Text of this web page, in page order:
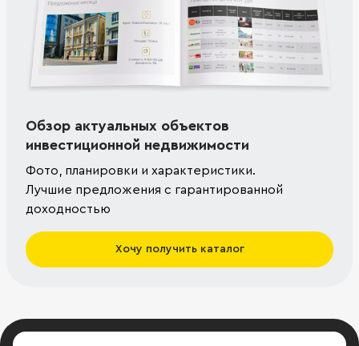
Обзор актуальных объектов
инвестиционной недвижимости
Фото, планировки и характеристики.
Лучшие предложения с гарантированной
доходностью
Хочу получить каталог